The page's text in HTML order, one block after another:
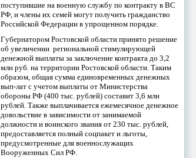
поступившие на военную службу по контракту в ВС
РФ, и члены их семей могут получить гражданство
Российской Федерации в упрощенном порядке.
Губернатором Ростовской области принято решение
об увеличении региональной стимулирующей
денежной выплаты за заключение контракта до 3,2
млн руб. на территории Ростовской области. Таким
образом, общая сумма единовременных денежных
вып-лат с учетом выплаты от Министерства
обороны РФ (400 тыс. рублей) составит 3,6 млн
рублей. Также выплачивается ежемесячное денежное
довольствие в зависимости от занимаемой
должности и воинского звания от 230 тыс. рублей,
предоставляется полный соцпакет и льготы,
предусмотренные для военнослужащих
Вооруженных Сил РФ.